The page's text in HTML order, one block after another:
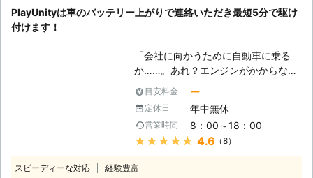
任せを！車のバッテリー上がりに困っ
ッフは、車に携わる仕事に長年就いて
いました。その経験から、ご依頼の際
には簡単な調査を実施しています。
エンジン始動の前には車の状態を確認
し、エンジンがかからない原因を突き
止めます。もし車のバッテリーが原因
でなかった場合には、対処方法のアド
バイスもおこなっていますよ。車に詳
PlayUnityは車のバッテリー上がりで連絡いただき最短5分で駆け
付けます！
「会社に向かうために自動車に乗る
か……。あれ？エンジンがかからな
い！」 出勤前に車が動かないと、焦
りますよね。当たり前のように動くと
思っていたので、今から電車で会社に
行こうにも、遅刻してしまうかもしれ
ません。「どうせ遅刻するなら、車が
なときは弊社「PlayUnity」が高速で
目安料金 ー
定休日 年中無休
営業時間 8：00～18：00
★★★★★ 4.6 （8）
スピーディーな対応 経験豊富